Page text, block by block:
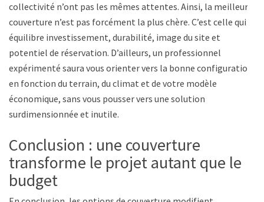
collectivité n’ont pas les mêmes attentes. Ainsi, la meilleure
couverture n’est pas forcément la plus chère. C’est celle qui
équilibre investissement, durabilité, image du site et
potentiel de réservation. D’ailleurs, un professionnel
expérimenté saura vous orienter vers la bonne configuration
en fonction du terrain, du climat et de votre modèle
économique, sans vous pousser vers une solution
surdimensionnée et inutile.
Conclusion : une couverture
transforme le projet autant que le
budget